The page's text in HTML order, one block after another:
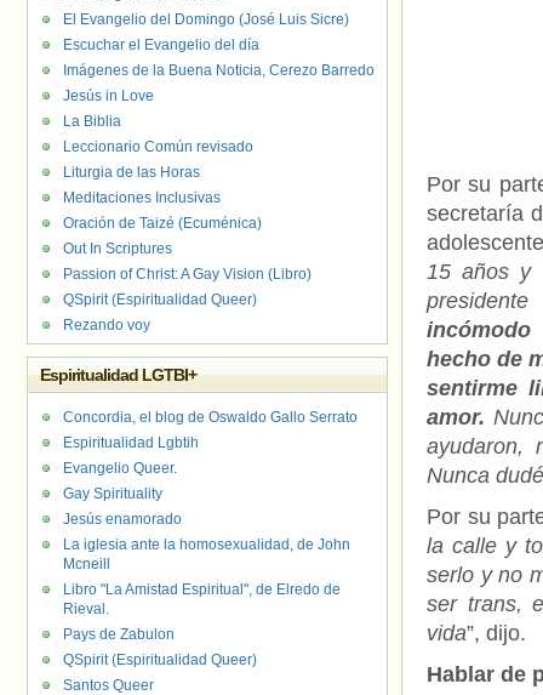
Por su
secretaría
15 años y
hecho de
sentirme
amor.
ayudaron,
Nunca
Por su
la calle y
serlo y no
ser trans,
vida”, dijo.
Hablar de
El Evangelio del Domingo (José Luis Sicre)
Escuchar el Evangelio del día
Imágenes de la Buena Noticia, Cerezo Barredo
Jesús in Love
La Biblia
Leccionario Común revisado
Liturgia de las Horas
Meditaciones Inclusivas
Oración de Taizé (Ecuménica)
Out In Scriptures
Passion of Christ: A Gay Vision (Libro)
QSpirit (Espiritualidad Queer)
Rezando voy
Espiritualidad LGTBI+
Concordia, el blog de Oswaldo Gallo Serrato
Espiritualidad Lgbtih
Evangelio Queer.
Gay Spirituality
Jesús enamorado
La iglesia ante la homosexualidad, de John
Mcneill
Libro "La Amistad Espiritual", de Elredo de
Rieval.
Pays de Zabulon
QSpirit (Espiritualidad Queer)
Santos Queer